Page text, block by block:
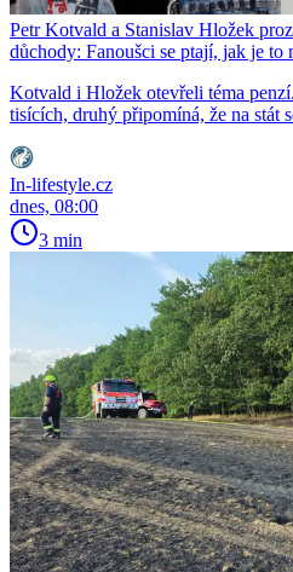
Petr Kotvald a Stanislav Hložek
důchody: Fanoušci se ptají, jak je to
Kotvald i Hložek otevřeli téma
tisících, druhý připomíná, že na stát
In-lifestyle.cz
dnes, 08:00
3 min